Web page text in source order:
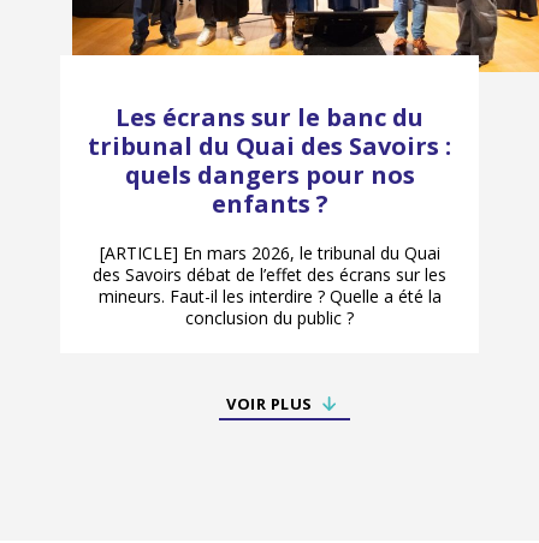
Les écrans sur le banc du
tribunal du Quai des Savoirs :
quels dangers pour nos
enfants ?
[ARTICLE] En mars 2026, le tribunal du Quai
des Savoirs débat de l’effet des écrans sur les
mineurs. Faut-il les interdire ? Quelle a été la
conclusion du public ?
VOIR PLUS